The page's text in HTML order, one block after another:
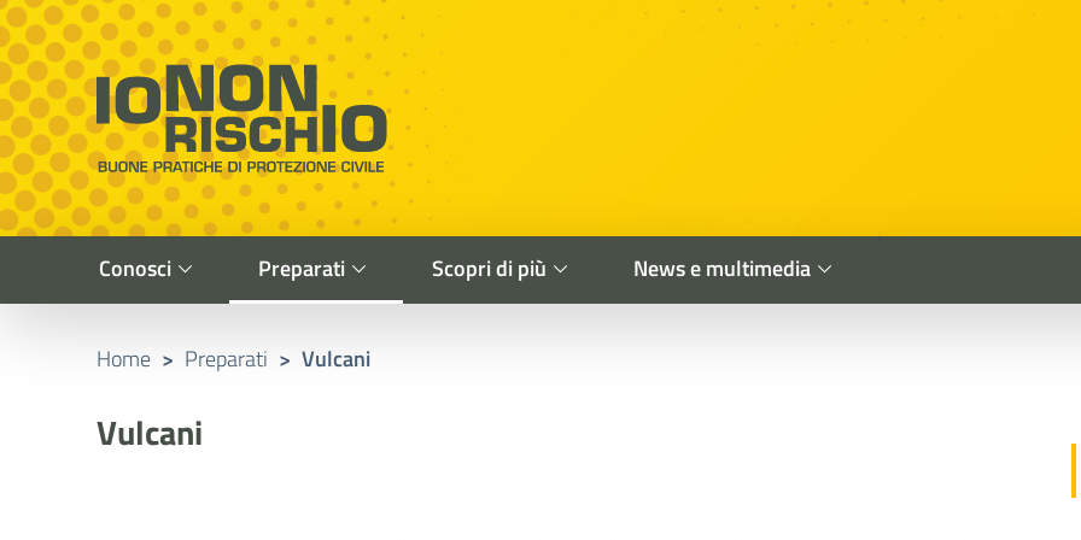
Vai al contenuto principale
Raggiungi il piè di pagina
Io non rischio
Buone pratiche di Protezione Civile
Cerca nel sito
Conosci Preparati Scopri di più News e multimedia
Home > Preparati > Vulcani
Vulcani